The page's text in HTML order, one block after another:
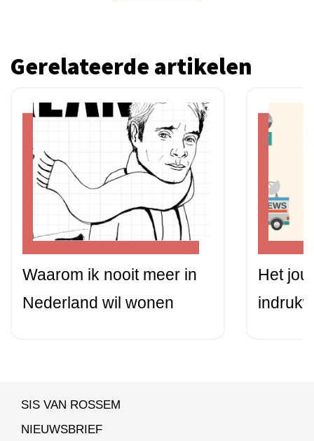
Gerelateerde artikelen
Waarom ik nooit meer in
Nederland wil wonen
Het
SIS VAN ROSSEM
NIEUWSBRIEF